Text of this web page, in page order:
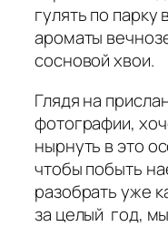
гулять по парку
ароматы
сосновой хвои.
Глядя на
фотографии,
нырнуть в это
чтобы побыть
разобрать уже
за целый год,